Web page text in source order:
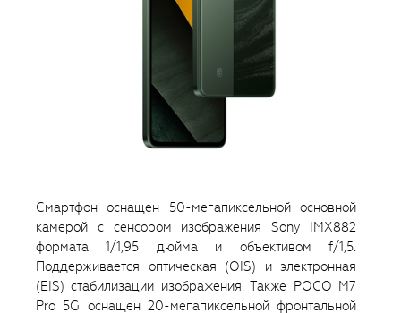
Смартфон оснащен 50-мегапиксельной основной
камерой с сенсором изображения Sony IMX882
формата 1/1,95 дюйма и объективом f/1,5.
Поддерживается оптическая (OIS) и электронная
(EIS) стабилизации изображения. Также POCO M7
Pro 5G оснащен 20-мегапиксельной фронтальной